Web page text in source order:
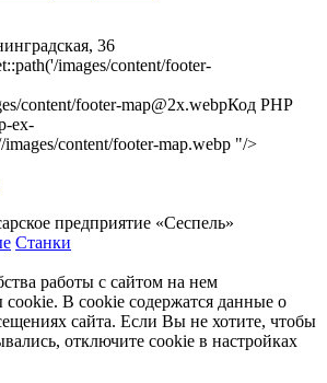
36
content/footer-map@2x.webpКод PHP
ex-
content/footer-map.webp "/>
предприятие «Сеспель»
Станки
работы с сайтом на нем
В cookie содержатся данные о
сайта. Если Вы не хотите, чтобы
отключите cookie в настройках